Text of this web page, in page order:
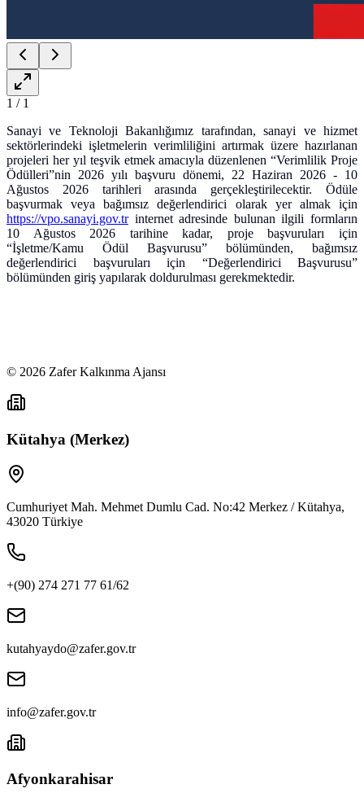
1 / 1
Sanayi ve Teknoloji Bakanlığımız tarafından, sanayi ve hizmet
sektörlerindeki işletmelerin verimliliğini artırmak üzere hazırlanan
projeleri her yıl teşvik etmek amacıyla düzenlenen “Verimlilik Proje
Ödülleri”nin 2026 yılı başvuru dönemi, 22 Haziran 2026 - 10
Ağustos 2026 tarihleri arasında gerçekleştirilecektir. Ödüle
başvurmak veya bağımsız değerlendirici olarak yer almak için
https://vpo.sanayi.gov.trinternet adresinde bulunan ilgili formların
10 Ağustos 2026 tarihine kadar, proje başvuruları için
“İşletme/Kamu Ödül Başvurusu” bölümünden, bağımsız
değerlendirici başvuruları için “Değerlendirici Başvurusu”
bölümünden giriş yapılarak doldurulması gerekmektedir.
© 2026 Zafer Kalkınma Ajansı
Kütahya (Merkez)
Cumhuriyet Mah. Mehmet Dumlu Cad. No:42 Merkez / Kütahya,
43020 Türkiye
+(90) 274 271 77 61/62
kutahyaydo@zafer.gov.tr
info@zafer.gov.tr
Afyonkarahisar